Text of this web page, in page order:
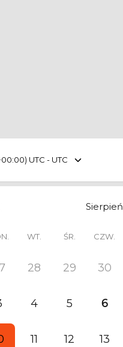
UTC - UTC
Sierpień
WT. ŚR. CZW.
28 29 30
4 5 6
11 12 13